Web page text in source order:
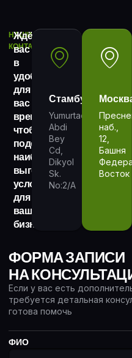
НАШИ
КОНТАКТЫ
Ждём
вас
в
удобное
для
вас
время,
чтобы
подобрать
наиболее
выгодные
условия
для
вашего
бизнеса.
Стамбул
Yumurtacı
Abdi
Bey
Cd,
Dikyol
Sk.
No:2/A
Москва
наб.,
12,
Башня
Восток
ФОРМА ЗАПИСИ
НА
Если у вас есть
требуется детальная
готова помочь
ФИО